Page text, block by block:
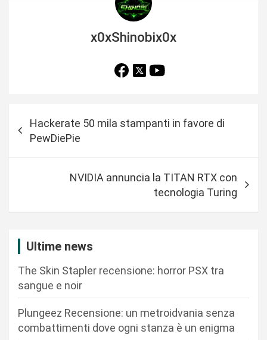
x0xShinobix0x
a
Hackerate 50 mila stampanti in favore di
PewDiePie
NVIDIA annuncia la TITAN RTX con
tecnologia Turing
Ultime news
The Skin Stapler recensione: horror PSX tra
sangue e noir
Plungeez Recensione: un metroidvania senza
combattimenti dove ogni stanza è un enigma